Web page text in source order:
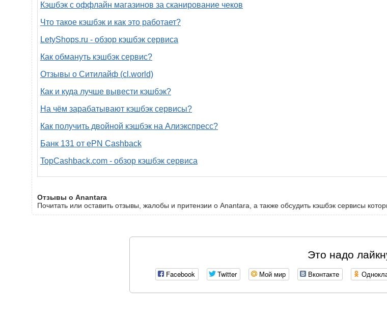
Кэшбэк с оффлайн магазинов за сканирование чеков
Что такое кэшбэк и как это работает?
LetyShops.ru - обзор кэшбэк сервиса
Как обмануть кэшбэк сервис?
Отзывы о Ситилайф (cl.world)
Как и куда лучше вывести кэшбэк?
На чём зарабатывают кэшбэк сервисы?
Как получить двойной кэшбэк на Алиэкспресс?
Банк 131 от ePN Cashback
TopCashback.com - обзор кэшбэк сервиса
Отзывы о Anantara
Почитать или оставить отзывы, жалобы и притензии о Anantara, а также обсудить кэшбэк сервисы
Это надо
Facebook Twitter Мой мир Вконтакте